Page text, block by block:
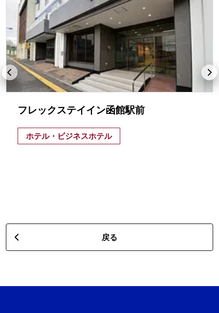
フレックステイイン函館駅前
ホテル・ビジネスホテル
戻る